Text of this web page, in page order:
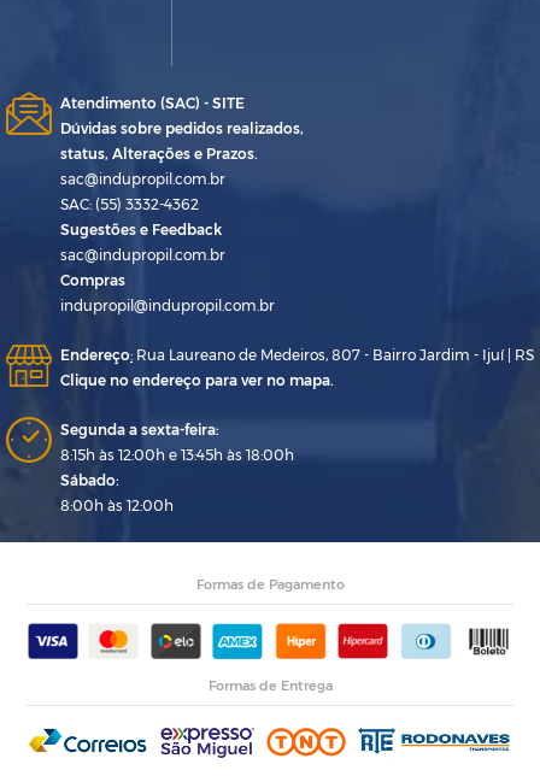
Atendimento (SAC) - SITE
Dúvidas sobre pedidos realizados,
status, Alterações e Prazos.
sac@indupropil.com.br
SAC: (55) 3332-4362
Sugestões e Feedback
sac@indupropil.com.br
Compras
indupropil@indupropil.com.br
Endereço: Rua Laureano de Medeiros, 807 - Bairro Jardim - Ijuí | RS
Clique no endereço para ver no mapa.
Segunda a sexta-feira:
8:15h às 12:00h e 13:45h às 18:00h
Sábado:
8:00h às 12:00h
Formas de Pagamento
Formas de Entrega